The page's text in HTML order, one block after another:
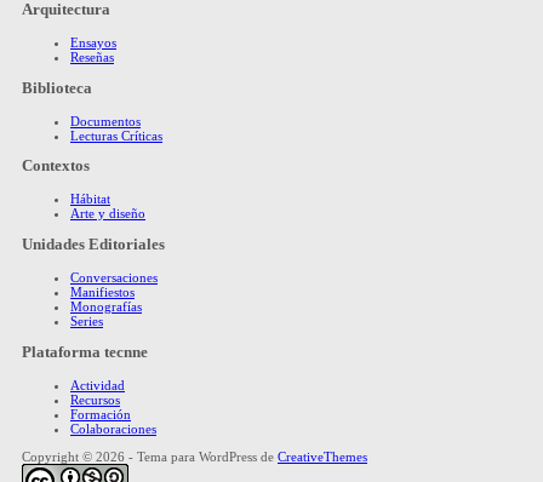
Arquitectura
Ensayos
Reseñas
Biblioteca
Documentos
Lecturas Críticas
Contextos
Hábitat
Arte y diseño
Unidades Editoriales
Conversaciones
Manifiestos
Monografías
Series
Plataforma tecnne
Actividad
Recursos
Formación
Colaboraciones
Copyright © 2026 - Tema para WordPress de CreativeThemes